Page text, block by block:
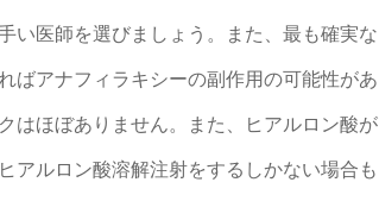
い医師を選びましょう。また、最も確実な
ばアナフィラキシーの副作用の可能性があ
はほぼありません。また、ヒアルロン酸が
アルロン酸溶解注射をするしかない場合も